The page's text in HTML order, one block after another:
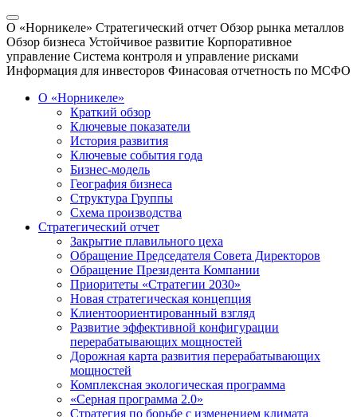
О «Норникеле» Стратегический отчет Обзор рынка металлов
Обзор бизнеса Устойчивое развитие Корпоративное
управление Система контроля и управление рисками
Информация для инвесторов Финасовая отчетность по МСФО
О «Норникеле»
Краткий обзор
Ключевые показатели
История развития
Ключевые события года
Бизнес-модель
География бизнеса
Структура Группы
Схема производства
Стратегический отчет
Закрытие плавильного цеха
Обращение Председателя Совета Директоров
Обращение Президента Компании
Приоритеты «Стратегии 2030»
Новая стратегическая концепция
Клиентоориентированный взгляд
Развитие эффективной конфигурации
перерабатывающих мощностей
Дорожная карта развития перерабатывающих
мощностей
Комплексная экологическая программа
«Серная программа 2.0»
Стратегия по борьбе с изменением климата